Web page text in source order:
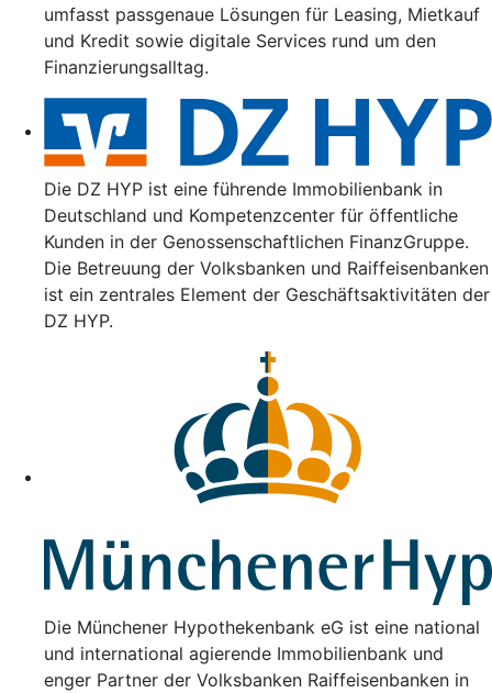
umfasst passgenaue Lösungen für Leasing, Mietkauf
und Kredit sowie digitale Services rund um den
Finanzierungsalltag.
Die DZ HYP ist eine führende Immobilienbank in
Deutschland und Kompetenzcenter für öffentliche
Kunden in der Genossenschaftlichen FinanzGruppe.
Die Betreuung der Volksbanken und Raiffeisenbanken
ist ein zentrales Element der Geschäftsaktivitäten der
DZ HYP.
Die Münchener Hypothekenbank eG ist eine national
und international agierende Immobilienbank und
enger Partner der Volksbanken Raiffeisenbanken in